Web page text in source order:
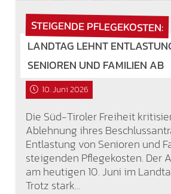
STEIGENDE PFLEGEKOSTEN:
LANDTAG LEHNT
SENIOREN UND FAMILIEN AB
10. Juni 2026
Die Süd-Tiroler Freiheit
Ablehnung ihres
Entlastung von Senioren und
steigenden Pflegekosten. Der
am heutigen 10. Juni im
Trotz stark…